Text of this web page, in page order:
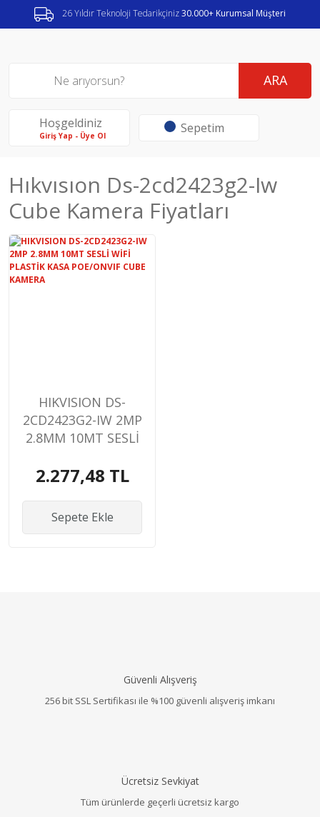
26 Yıldır Teknoloji Tedarikçiniz30.000+ Kurumsal Müşteri
ARA
Hoşgeldiniz
Giriş Yap - Üye Ol Sepetim
Hıkvısıon Ds-2cd2423g2-Iw
Cube Kamera Fiyatları
HIKVISION DS-
2CD2423G2-IW 2MP
2.8MM 10MT SESLİ
POE/ONVIF CUBE
2.277,48 TL
Sepete Ekle
Güvenli Alışveriş
256 bit SSL Sertifikası ile %100 güvenli alışveriş imkanı
Ücretsiz Sevkiyat
Tüm ürünlerde geçerli ücretsiz kargo